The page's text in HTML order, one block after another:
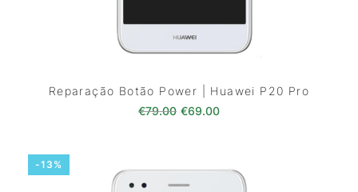
Reparação Botão Power | Huawei P20 Pro
€79.00 O preço original era: €79.00.
€69.00O preço atual é:
-13%